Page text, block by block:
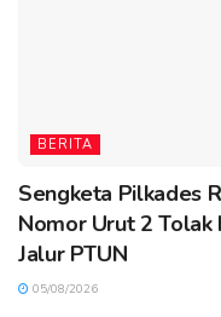
BERITA
Sengketa Pilkades
Nomor Urut 2 Tolak
Jalur PTUN
05/08/2026